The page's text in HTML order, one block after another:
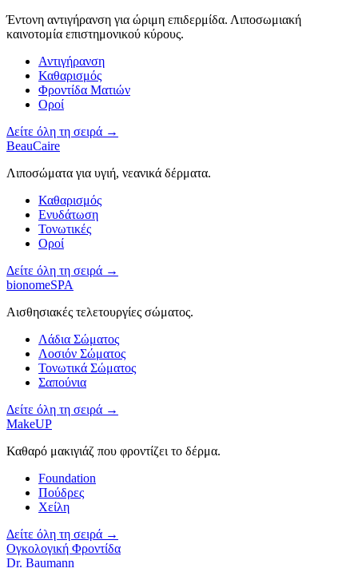
Έντονη αντιγήρανση για ώριμη επιδερμίδα. Λιποσωμιακή
καινοτομία επιστημονικού κύρους.
Αντιγήρανση
Καθαρισμός
Φροντίδα Ματιών
Οροί
Δείτε όλη τη σειρά →
BeauCaire
Λιποσώματα για υγιή, νεανικά δέρματα.
Καθαρισμός
Ενυδάτωση
Τονωτικές
Οροί
Δείτε όλη τη σειρά →
bionomeSPA
Αισθησιακές τελετουργίες σώματος.
Λάδια Σώματος
Λοσιόν Σώματος
Τονωτικά Σώματος
Σαπούνια
Δείτε όλη τη σειρά →
MakeUP
Καθαρό μακιγιάζ που φροντίζει το δέρμα.
Foundation
Πούδρες
Χείλη
Δείτε όλη τη σειρά →
Ογκολογική Φροντίδα
Dr. Baumann